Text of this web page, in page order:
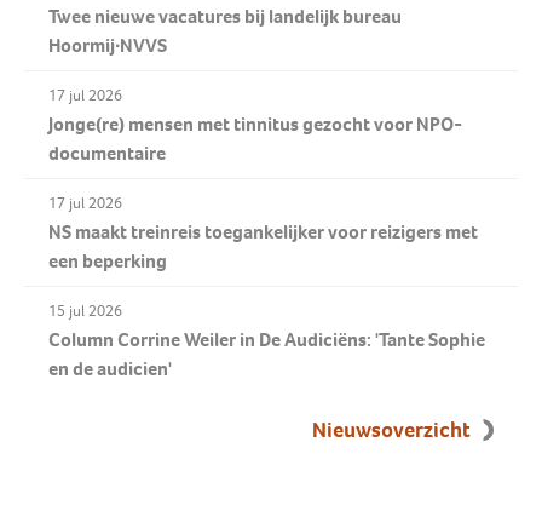
Twee nieuwe vacatures bij landelijk bureau
Hoormij∙NVVS
17 jul 2026
Jonge(re) mensen met tinnitus gezocht voor NPO-
documentaire
17 jul 2026
NS maakt treinreis toegankelijker voor reizigers met
een beperking
15 jul 2026
Column Corrine Weiler in De Audiciëns: 'Tante Sophie
en de audicien'
Nieuwsoverzicht